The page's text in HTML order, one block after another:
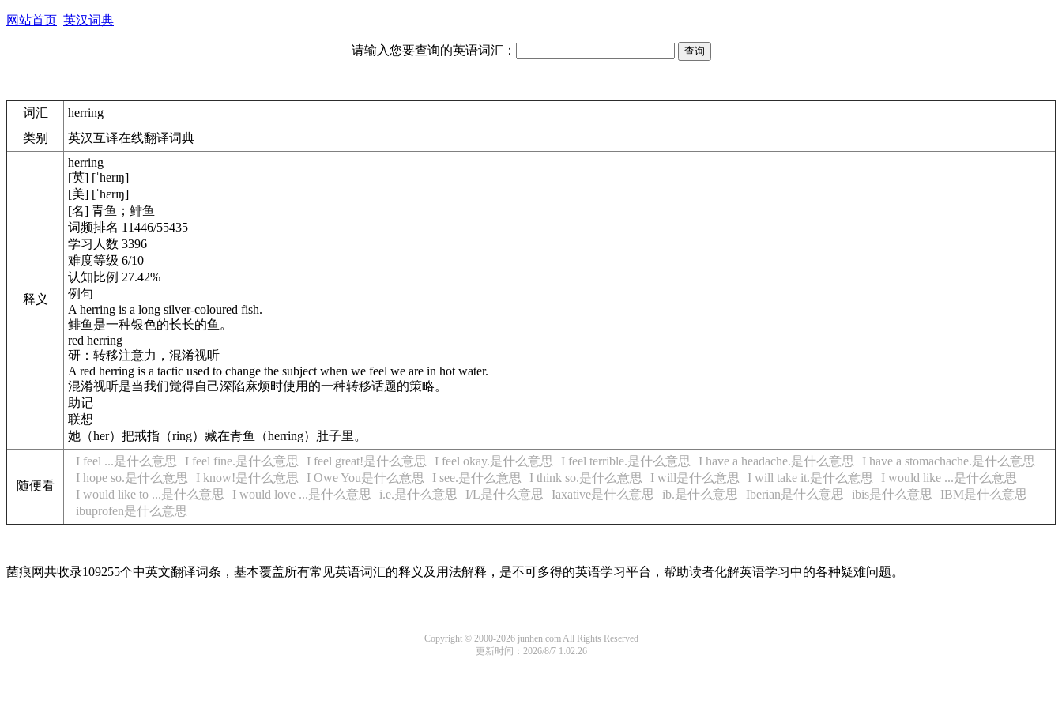
网站首页 英汉词典
请输入您要查询的英语词汇：
词汇
herring
类别
英汉互译在线翻译词典
释义
herring
[英] [ˈherɪŋ]
[美] [ˈhɛrɪŋ]
[名] 青鱼；鲱鱼
词频排名 11446/55435
学习人数 3396
难度等级 6/10
认知比例 27.42%
例句
A herring is a long silver-coloured fish.
鲱鱼是一种银色的长长的鱼。
red herring
研：转移注意力，混淆视听
A red herring is a tactic used to change the subject when we feel we are in hot water.
混淆视听是当我们觉得自己深陷麻烦时使用的一种转移话题的策略。
助记
联想
她（her）把戒指（ring）藏在青鱼（herring）肚子里。
随便看
I feel ...是什么意思 I feel fine.是什么意思 I feel great!是什么意思 I feel okay.是什么意思 I feel terrible.是什么意思 I have a headache.是什么意思
I have a stomachache.是什么意思
I hope so.是什么意思
I know!是什么意思 I Owe You是什么意思 I see.是什么意思 I think so.是什么意思 I will是什么意思 I will take it.是什么意思
I would like ...是什么意思
I would like to ...是什么意思
I would love ...是什么意思 i.e.是什么意思 I/L是什么意思 Iaxative是什么意思 ib.是什么意思 Iberian是什么意思 ibis是什么意思
IBM是什么意思
ibuprofen是什么意思
菌痕网共收录109255个中英文翻译词条，基本覆盖所有常见英语词汇的释义及用法解释，是不可多得的英语学习平台，帮助读者化解英语学习中的各种疑难问题。
Copyright © 2000-2026 junhen.com All Rights Reserved
更新时间：2026/8/7 1:02:26